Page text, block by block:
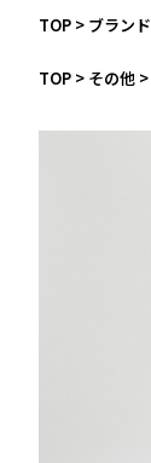
TOP > ブランド
TOP > その他 >